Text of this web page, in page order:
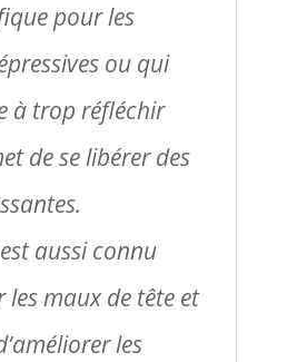
pour les
ou qui
à trop réfléchir
de se libérer des
aussi connu
maux de tête et
les